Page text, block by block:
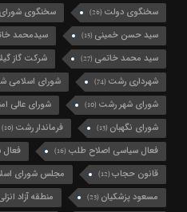
سخنگوی دولت (26) سخنگوی شورای
سید حسن خمینی (15) سیدمحمد
سید محمد خاتمی (27) شرکت گاز
شهرداری رشت (74) شورای اسلامی
شورای شهر رشت (10) شورای عالی
شورای نگهبان (13) فرماندار رشت (10)
فعال سیاسی اصلاح طلب (16)
قانون حجاب(12) مجلس شورای
مسعود پزشکیان (23) منطقه آزاد